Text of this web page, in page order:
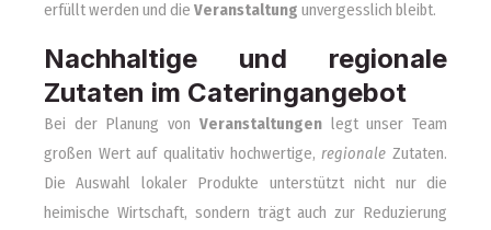
erfüllt werden und die Veranstaltung unvergesslich bleibt.
Nachhaltige und regionale
Zutaten im Cateringangebot
Bei der Planung von Veranstaltungenlegt unser Team
großen Wert auf qualitativ hochwertige, regionale Zutaten.
Die Auswahl lokaler Produkte unterstützt nicht nur die
heimische Wirtschaft, sondern trägt auch zur Reduzierung